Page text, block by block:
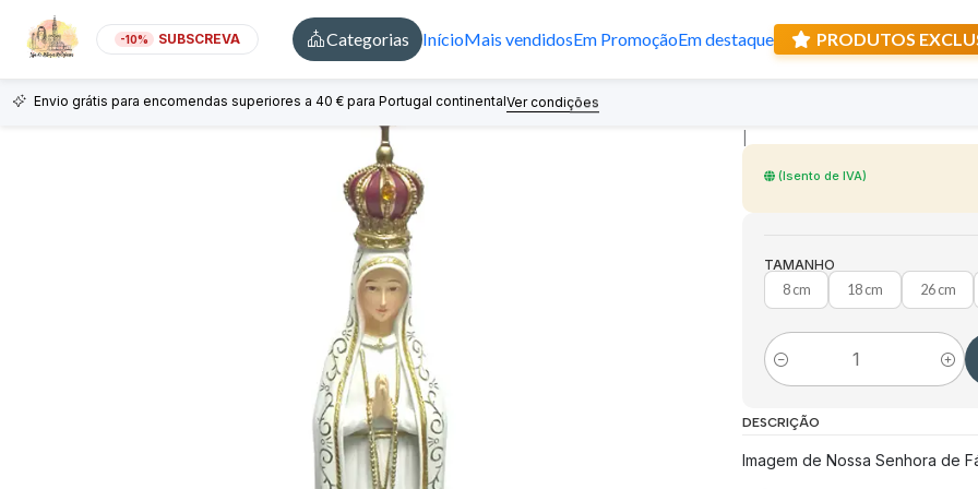
-10% SUBSCREVA Categorias InícioMais vendidosEm PromoçãoEm destaque PRODUTOS
Envio grátis para encomendas superiores a 40 € para Portugal continentalVer condições Recebe
Imagem de
(Isento de IVA)
TAMANHO
8 cm
18 cm 26 cm
Quantidade
DESCRIÇÃO
Imagem de Nossa Senhora de